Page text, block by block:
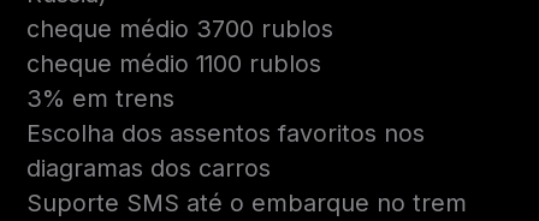
cheque médio 3700 rublos
cheque médio 1100 rublos
3% em trens
Escolha dos assentos favoritos nos
diagramas dos carros
Suporte SMS até o embarque no trem